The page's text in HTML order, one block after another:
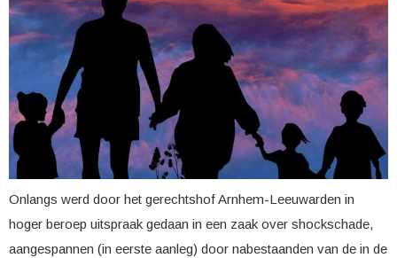
Onlangs werd door het gerechtshof Arnhem-Leeuwarden in
hoger beroep uitspraak gedaan in een zaak over shockschade,
aangespannen (in eerste aanleg) door nabestaanden van de in de